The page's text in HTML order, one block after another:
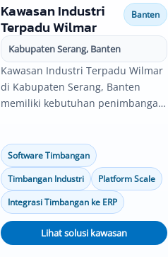
Kawasan Industri
Terpadu Wilmar
Banten
Kabupaten Serang, Banten
Kawasan Industri Terpadu Wilmar
di Kabupaten Serang, Banten
memiliki kebutuhan penimbangan
distribusi. Solusi timbangan
industri, software timbangan,
platform scale, bench scale, serta
integrasi data timbang dapat
disesuaikan dengan kebutuhan
operasional perusahaan.
Software Timbangan
Timbangan Industri
Platform Scale
Integrasi Timbangan ke ERP
Lihat solusi kawasan